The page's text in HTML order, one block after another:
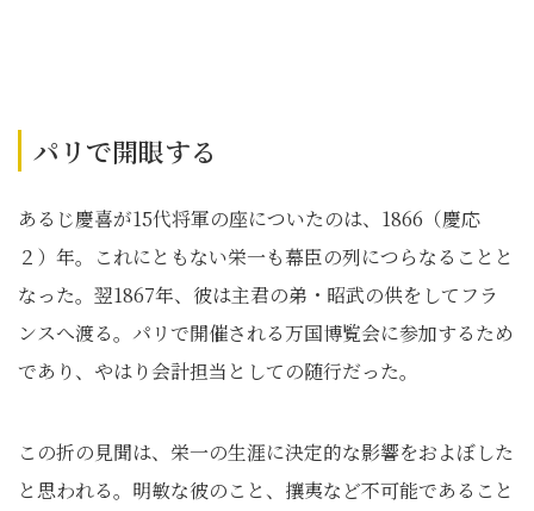
パリで開眼する
あるじ慶喜が15代将軍の座についたのは、1866（慶応
２）年。これにともない栄一も幕臣の列につらなることと
なった。翌1867年、彼は主君の弟・昭武の供をしてフラ
ンスへ渡る。パリで開催される万国博覧会に参加するため
であり、やはり会計担当としての随行だった。
この折の見聞は、栄一の生涯に決定的な影響をおよぼした
と思われる。明敏な彼のこと、攘夷など不可能であること